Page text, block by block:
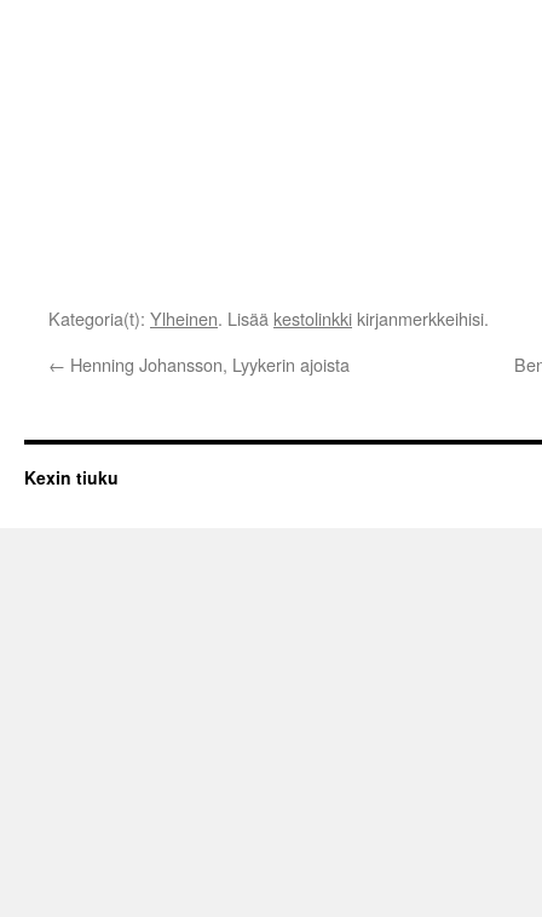
Kategoria(t): Ylheinen. Lisää kestolinkki kirjanmerkkeihisi.
← Henning Johansson, Lyykerin ajoista
Kexin tiuku